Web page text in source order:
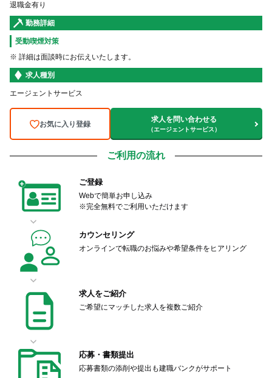
退職金有り
勤務詳細
受動喫煙対策
※ 詳細は面談時にお伝えいたします。
求人種別
エージェントサービス
お気に入り登録
求人を問い合わせる
（エージェントサービス）
ご利用の流れ
ご登録
Webで簡単お申し込み
※完全無料でご利用いただけます
カウンセリング
オンラインで転職のお悩みや希望条件をヒアリング
求人をご紹介
ご希望にマッチした求人を複数ご紹介
応募・書類提出
応募書類の添削や提出も建職バンクがサポート